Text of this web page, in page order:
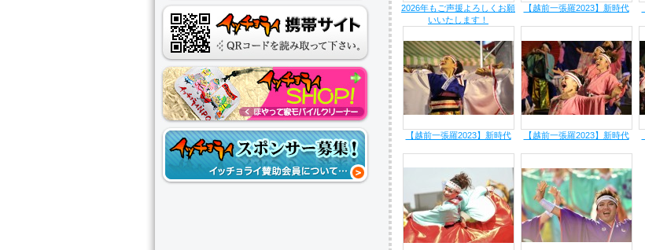
2026年もご声援よろしくお願
いいたします！
【越前一張羅2023】新時代
【越前一張羅2023】新時代 【越前一張羅2023】新時代